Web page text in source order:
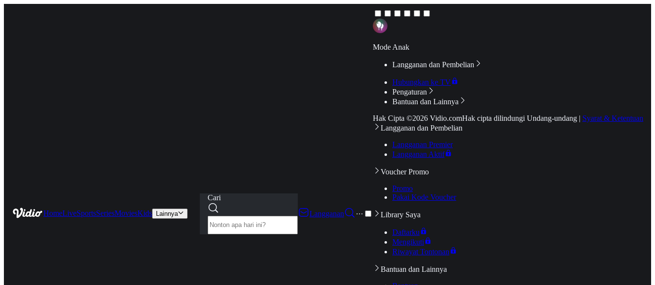
HomeLiveSportsSeriesMoviesKids Lainnya
Cari
Langganan
···
Mode Anak
Langganan dan Pembelian
Hubungkan ke TV
Pengaturan
Bantuan dan Lainnya
Hak Cipta ©2026 Vidio.comHak cipta dilindungi Undang-undang | Syarat & Ketentuan
Langganan dan Pembelian
Langganan Premier
Langganan Aktif
Voucher Promo
Promo
Pakai Kode Voucher
Library Saya
Daftarku
Mengikuti
Riwayat Tontonan
Bantuan dan Lainnya